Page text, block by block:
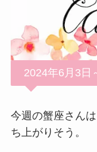
2024年6月3日
今週の蟹座さん
ち上がりそう。